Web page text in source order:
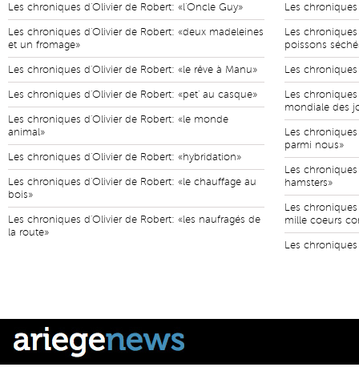
Les chroniques d'Olivier de Robert: «l'Oncle Guy»
Les chroniques d'Olivier de Robert: «deux madeleines
et un fromage»
Les chroniques d'Olivier de Robert: «le rêve à Manu»
Les chroniques d'Olivier de Robert: «pet' au casque»
Les chroniques d'Olivier de Robert: «le monde
animal»
Les chroniques d'Olivier de Robert: «hybridation»
Les chroniques d'Olivier de Robert: «le chauffage au
bois»
Les chroniques d'Olivier de Robert: «les naufragés de
la route»
Les
Les
poissons
Les
Les
mondiale des
Les
parmi nous»
Les
hamsters»
Les
mille coeurs
Les